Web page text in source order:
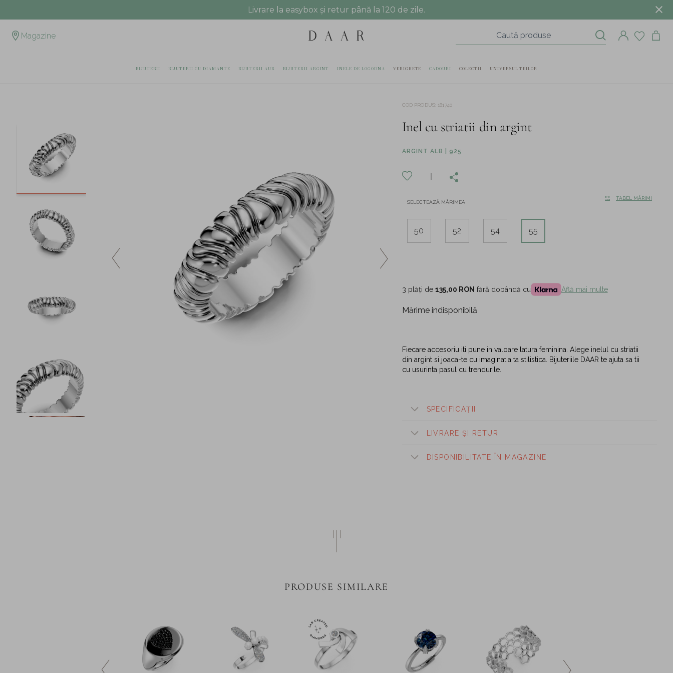
Livrare la easybox și retur până la 120 de zile.
Magazine
BIJUTERII BIJUTERII CU DIAMANTE BIJUTERII AUR BIJUTERII ARGINT INELE DE LOGODNA VERIGHETE CADOURI COLECTII UNIVERSUL TEILOR
COD PRODUS: 181740
Inel cu striatii din argint
ARGINT ALB | 925
SELECTEAZĂ MĂRIMEA
TABEL MĂRIMI
50 52 54 55
3 plăți de 135,00 RON fără dobândă cu Află mai multe
Mărime indisponibilă
Fiecare accesoriu iti pune in valoare latura feminina. Alege inelul cu striatii
din argint si joaca-te cu imaginatia ta stilistica. Bijuteriile DAAR te ajuta sa tii
cu usurinta pasul cu trendurile.
SPECIFICAȚII
LIVRARE ȘI RETUR
DISPONIBILITATE ÎN MAGAZINE
PRODUSE SIMILARE